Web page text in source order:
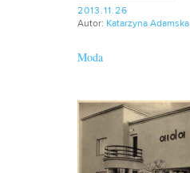
2013.11.26
Autor: Katarzyna Adamska
Moda